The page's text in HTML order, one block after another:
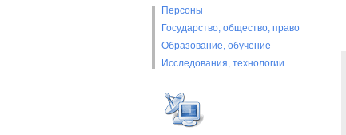
Персоны
Государство, общество, право
Образование, обучение
Исследования, технологии